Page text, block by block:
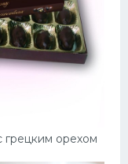
грецким орехом